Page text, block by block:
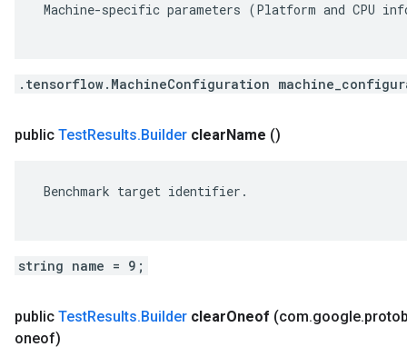
Machine-specific parameters (Platform and CPU
.tensorflow.MachineConfiguration
public TestResults.Builder clearName ()
Benchmark target identifier.
string name = 9;
public TestResults.Builder clearOneof (com.google.
oneof)